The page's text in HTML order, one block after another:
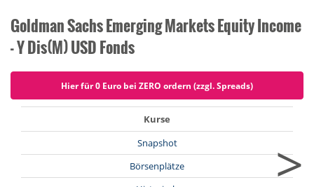
Goldman Sachs Emerging Markets Equity Income
- Y Dis(M) USD Fonds
Hier für 0 Euro bei ZERO ordern (zzgl. Spreads)
Kurse
Snapshot
Börsenplätze
>